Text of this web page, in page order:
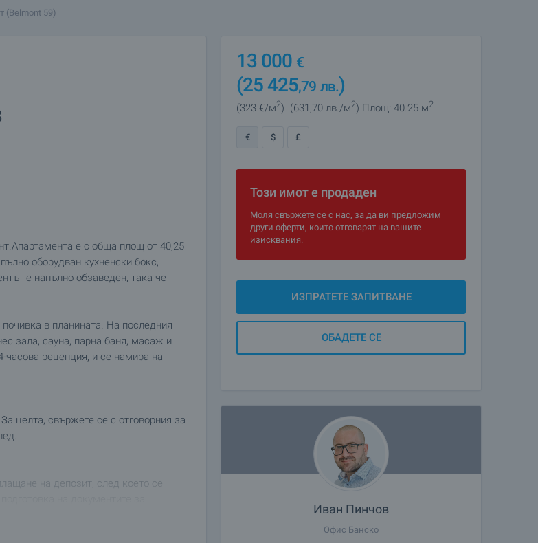
(Belmont 59)
е с обща площ от 40,25
оборудван кухненски бокс,
е напълно обзаведен, така че
в планината. На последния
зала, сауна, парна баня, масаж и
часова рецепция, и се намира на
целта, свържете се с отговорния за
на депозит, след което се
за плащане.
13 000 €
(25 425,79 лв.)
(323 €/м2) (631 ,70 лв./м2) Площ: 40.25 м2
€ $ £
Този имот е продаден
Моля свържете се с нас, за да ви предложим
други оферти, които отговарят на вашите
изисквания.
ИЗПРАТЕТЕ ЗАПИТВАНЕ
ОБАДЕТЕ СЕ
Иван Пинчов
Офис Банско